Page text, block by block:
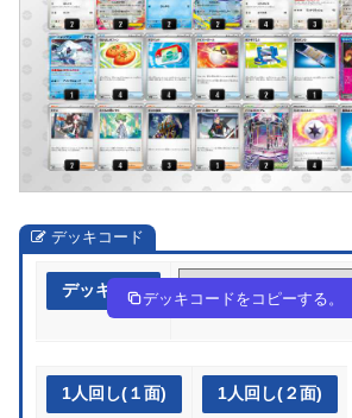
デッキコード
デッキ作成 8aD8cD-KUESTX-8cKYG8
デッキコードをコピーする。
1人回し(１面) 1人回し(２面)